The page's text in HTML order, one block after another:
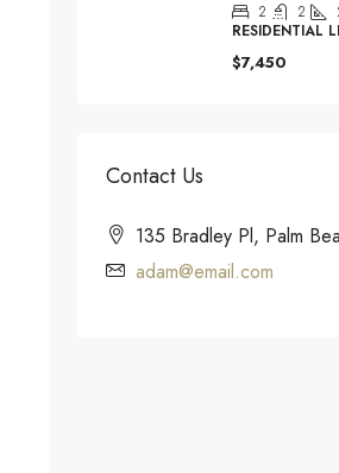
2 2
RESIDENTIAL
$7,450
Contact Us
135 Bradley Pl, Palm
adam@email.com